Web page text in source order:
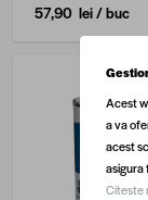
57,90 lei/ buc
Acest
a va
acest
asigura
Citeste